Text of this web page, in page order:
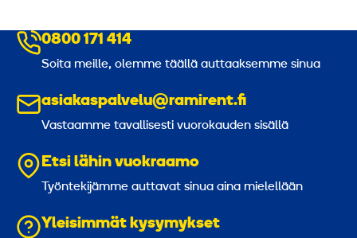
0800 171 414
Soita meille, olemme täällä auttaaksemme sinua
asiakaspalvelu@ramirent.fi
Vastaamme tavallisesti vuorokauden sisällä
Etsi lähin vuokraamo
Työntekijämme auttavat sinua aina mielellään
Yleisimmät kysymykset